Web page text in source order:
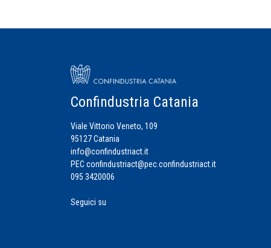
Confindustria Catania
Viale Vittorio Veneto, 109
95127 Catania
info@confindustriact.it
PEC confindustriact@pec.confindustriact.it
095 3420006
Seguici su